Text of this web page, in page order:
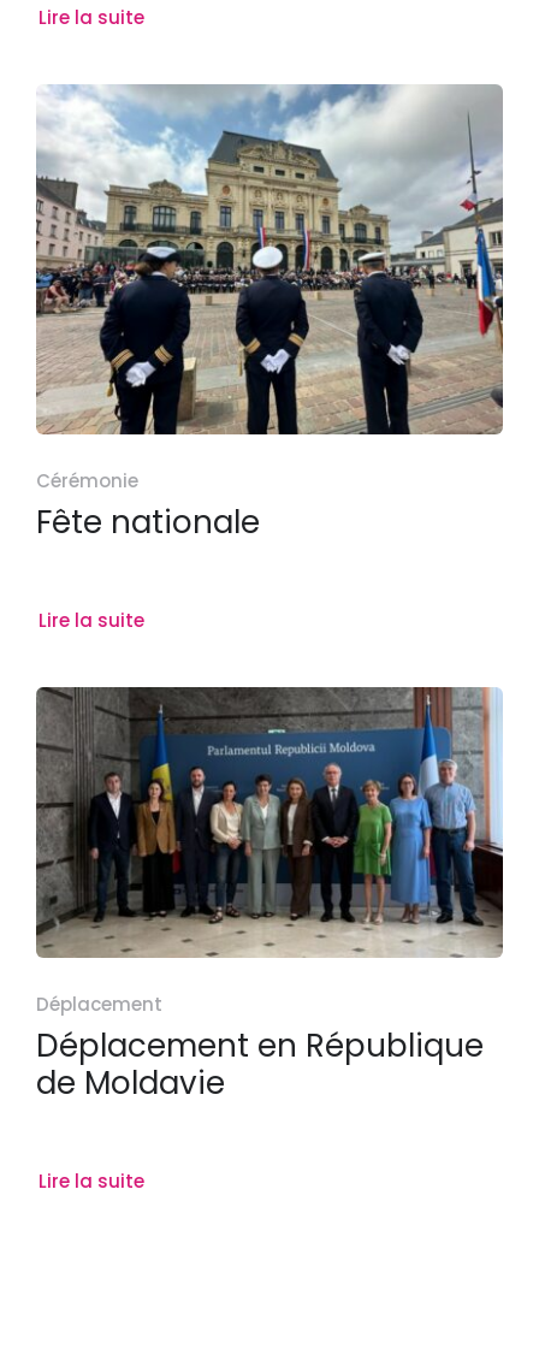
Lire la suite
Cérémonie
Fête nationale
Lire la suite
Déplacement
Déplacement en République
de Moldavie
Lire la suite